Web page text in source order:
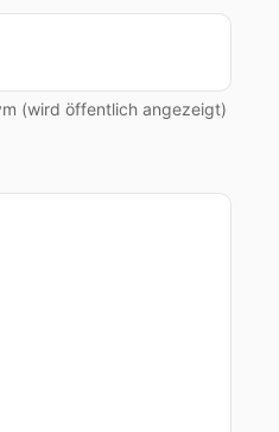
(wird öffentlich angezeigt)